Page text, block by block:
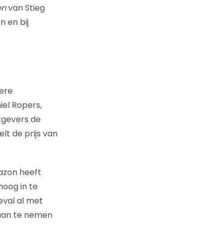
van Stieg
en bij
Ropers,
de
de prijs van
heeft
in te
al met
te nemen